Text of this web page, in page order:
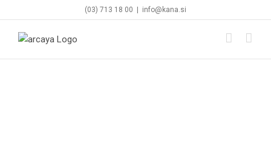
to
content
(03) 713 18 00 info@kana.si